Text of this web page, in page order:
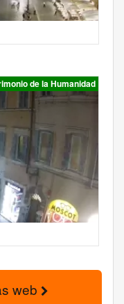
de la Humanidad
web